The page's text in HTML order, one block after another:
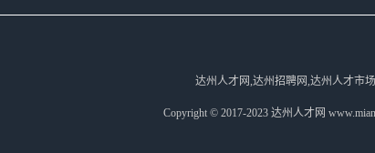
达州人才网,达州招聘网,达州人才市
Copyright © 2017-2023 达州人才网